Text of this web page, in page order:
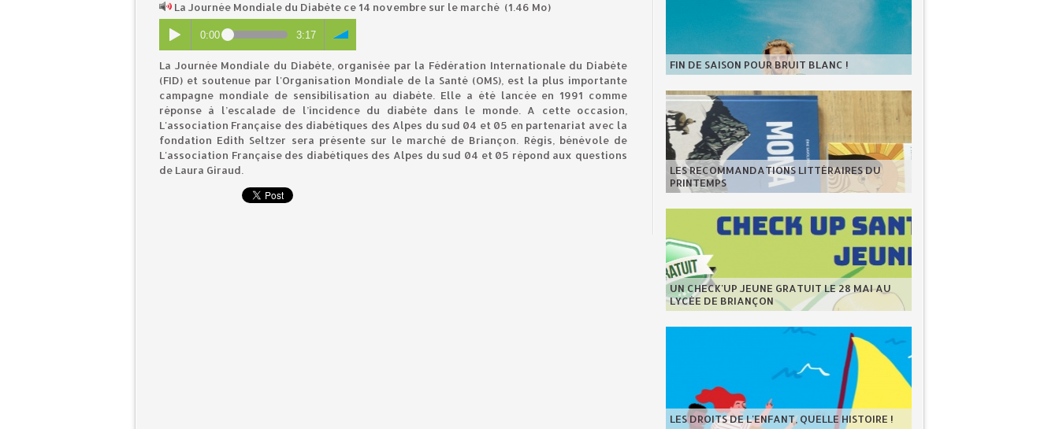
La Journée Mondiale du Diabète ce 14 novembre sur le marché (1.46 Mo)
0:00 3:17
La Journée Mondiale du Diabète, organisée par la Fédération Internationale du Diabète
(FID) et soutenue par l'Organisation Mondiale de la Santé (OMS), est la plus importante
campagne mondiale de sensibilisation au diabète. Elle a été lancée en 1991 comme
réponse à l’escalade de l’incidence du diabète dans le monde. A cette occasion,
L'association Française des diabétiques des Alpes du sud 04 et 05 en partenariat avec la
fondation Edith Seltzer sera présente sur le marché de Briançon. Régis, bénévole de
L'association Française des diabétiques des Alpes du sud 04 et 05 répond aux questions
de Laura Giraud.
FIN DE SAISON POUR BRUIT BLANC !
LES RECOMMANDATIONS LITTÉRAIRES DU
PRINTEMPS
UN CHECK'UP JEUNE GRATUIT LE 28 MAI AU
LYCÉE DE BRIANÇON
LES DROITS DE L'ENFANT, QUELLE HISTOIRE !